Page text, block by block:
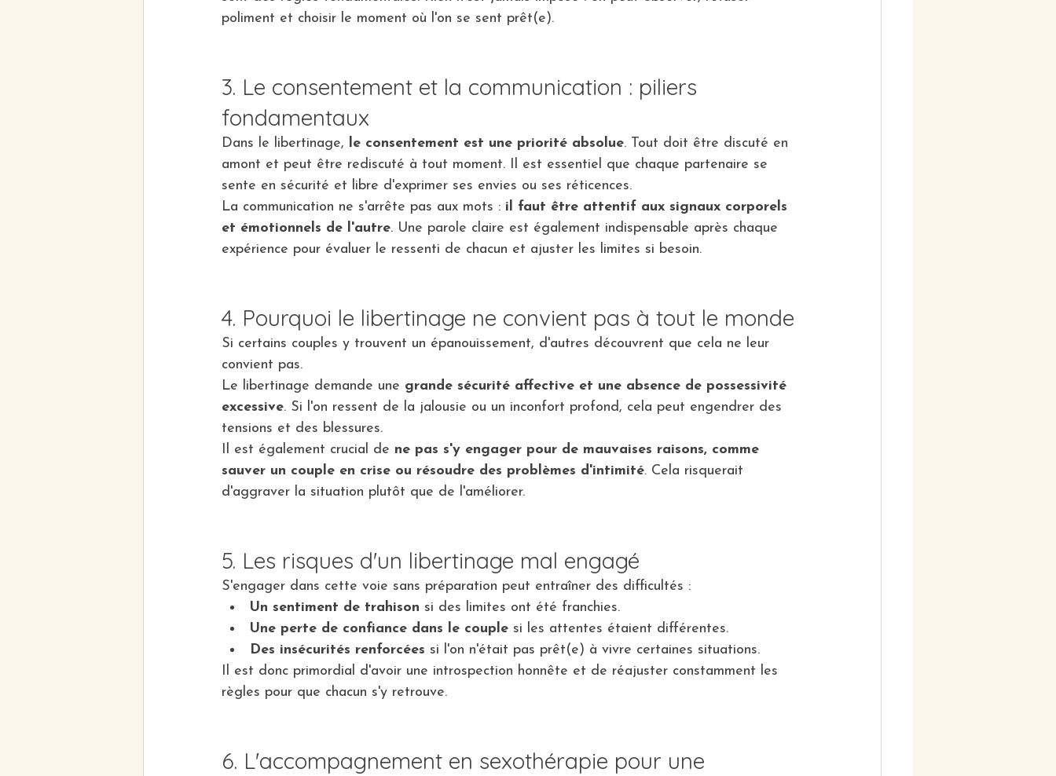
poliment et choisir le moment où l'on se sent prêt(e).
3. Le consentement et la communication : piliers
fondamentaux
Dans le libertinage, le consentement est une priorité absolue. Tout doit être discuté en
amont et peut être rediscuté à tout moment. Il est essentiel que chaque partenaire se
sente en sécurité et libre d'exprimer ses envies ou ses réticences.
La communication ne s'arrête pas aux mots : il faut être attentif aux signaux corporels
et émotionnels de l'autre. Une parole claire est également indispensable après chaque
expérience pour évaluer le ressenti de chacun et ajuster les limites si besoin.
4. Pourquoi le libertinage ne convient pas à tout le monde
Si certains couples y trouvent un épanouissement, d'autres découvrent que cela ne leur
convient pas.
Le libertinage demande une grande sécurité affective et une absence de possessivité
excessive. Si l'on ressent de la jalousie ou un inconfort profond, cela peut engendrer des
tensions et des blessures.
Il est également crucial de ne pas s'y engager pour de mauvaises raisons, comme
sauver un couple en crise ou résoudre des problèmes d'intimité. Cela risquerait
d'aggraver la situation plutôt que de l'améliorer.
5. Les risques d'un libertinage mal engagé
S'engager dans cette voie sans préparation peut entraîner des difficultés :
Un sentiment de trahison si des limites ont été franchies.
Une perte de confiance dans le couple si les attentes étaient différentes.
Des insécurités renforcées si l'on n'était pas prêt(e) à vivre certaines situations.
Il est donc primordial d'avoir une introspection honnête et de réajuster constamment les
règles pour que chacun s'y retrouve.
6. L'accompagnement en sexothérapie pour une